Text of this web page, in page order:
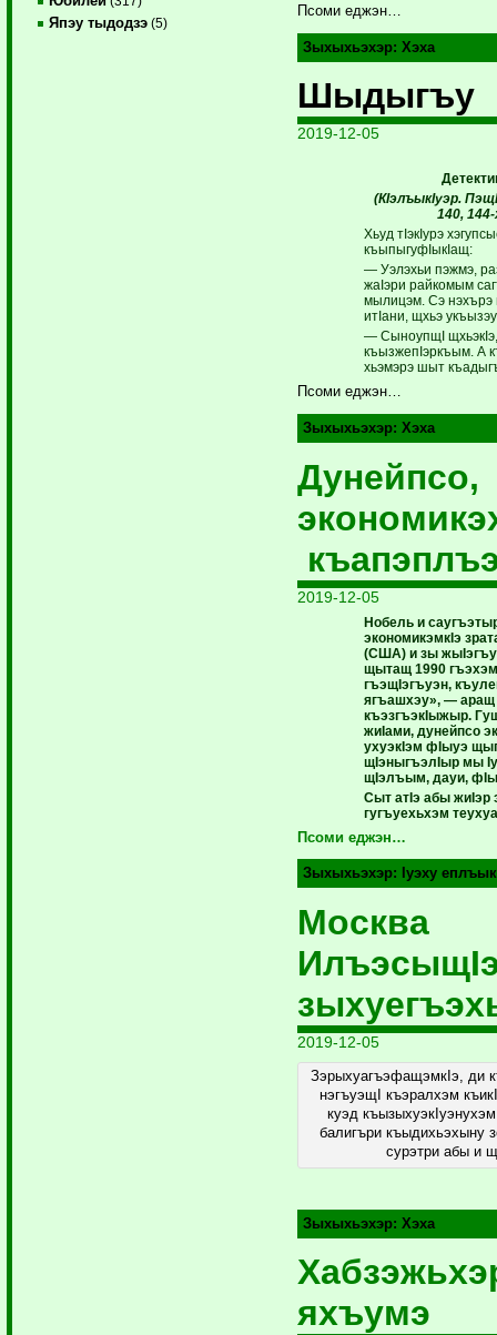
Япэу тыдодзэ (5)
Псоми еджэн…
Зыхыхьэхэр:Хэха
Шыдыгъу
2019-12-05
(КIэлъыкIуэр.
140,
Хьуд тIэкIурэ
къыпыгуфIыкIащ:
— Уэлэхьи пэжмэ,
жаIэри райкомым
мылицэм. Сэ нэхърэ
итIани, щхьэ
— СыноупщI
къызжепIэркъым. А
хьэмэрэ шыт
Псоми еджэн…
Зыхыхьэхэр:Хэха
2019-12-05
Нобель и
экономикэмкIэ
(США) и зы
щытащ 1990
гъэщIэгъуэн,
ягъашхэу», — аращ
къэзгъэкIыжыр.
жиIами, дунейпсо
ухуэкIэм фIыуэ
щIэныгъэлIыр мы
щIэлъым, дауи,
Сыт атIэ абы жиIэр
гугъуехьхэм
Псоми еджэн…
Зыхыхьэхэр: Iуэху
Москва
2019-12-05
ЗэрыхуагъэфащэмкIэ, ди
нэгъуэщI къэралхэм
куэд
балигъри къыдихьэхыну
сурэтри абы и
Зыхыхьэхэр:Хэха
яхъумэ